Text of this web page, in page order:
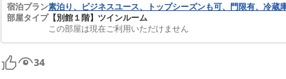
宿泊プラン素泊り、ビジネスユース、トップシーズンも可、門限有、冷蔵
部屋タイプ【別館１階】ツインルーム
この部屋は現在ご利用いただけません
34